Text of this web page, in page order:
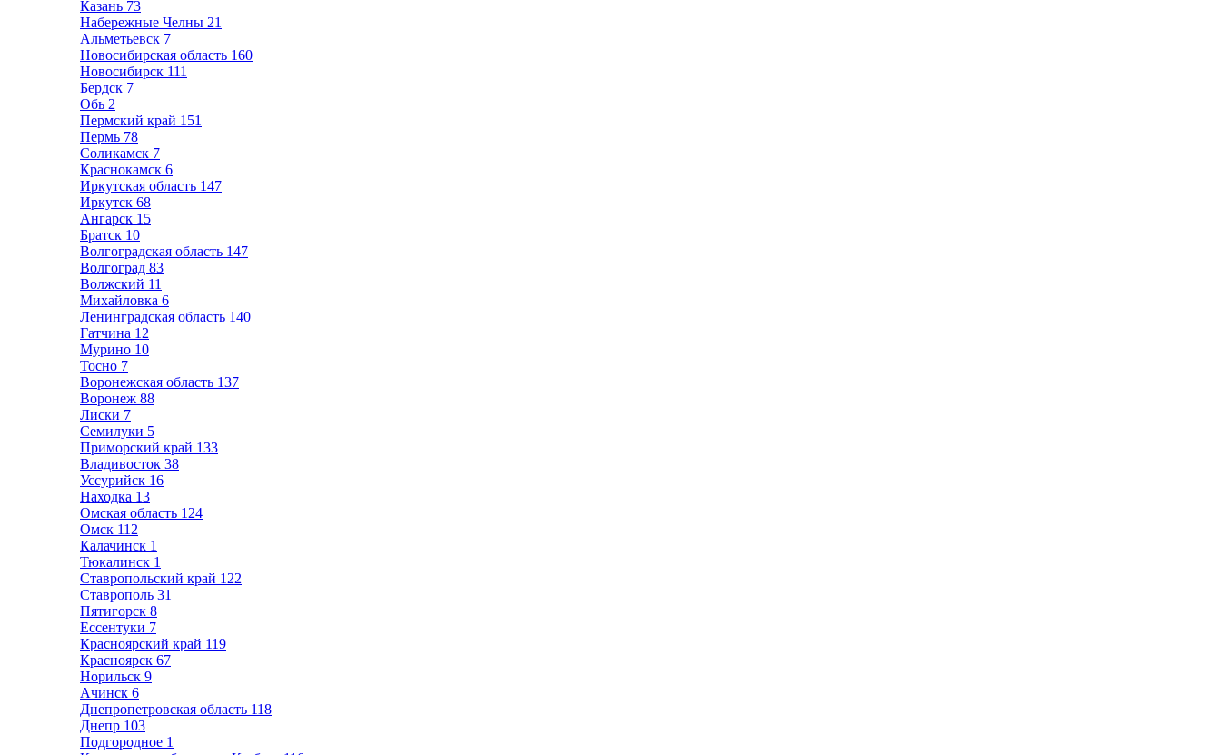
Казань 73
Набережные Челны 21
Альметьевск 7
Новосибирская область 160
Новосибирск 111
Бердск 7
Обь 2
Пермский край 151
Пермь 78
Соликамск 7
Краснокамск 6
Иркутская область 147
Иркутск 68
Ангарск 15
Братск 10
Волгоградская область 147
Волгоград 83
Волжский 11
Михайловка 6
Ленинградская область 140
Гатчина 12
Мурино 10
Тосно 7
Воронежская область 137
Воронеж 88
Лиски 7
Семилуки 5
Приморский край 133
Владивосток 38
Уссурийск 16
Находка 13
Омская область 124
Омск 112
Калачинск 1
Тюкалинск 1
Ставропольский край 122
Ставрополь 31
Пятигорск 8
Ессентуки 7
Красноярский край 119
Красноярск 67
Норильск 9
Ачинск 6
Днепропетровская область 118
Днепр 103
Подгородное 1